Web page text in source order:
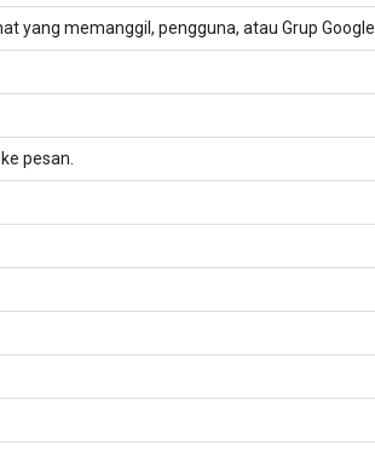
yang memanggil, pengguna, atau Grup Google.
pesan.